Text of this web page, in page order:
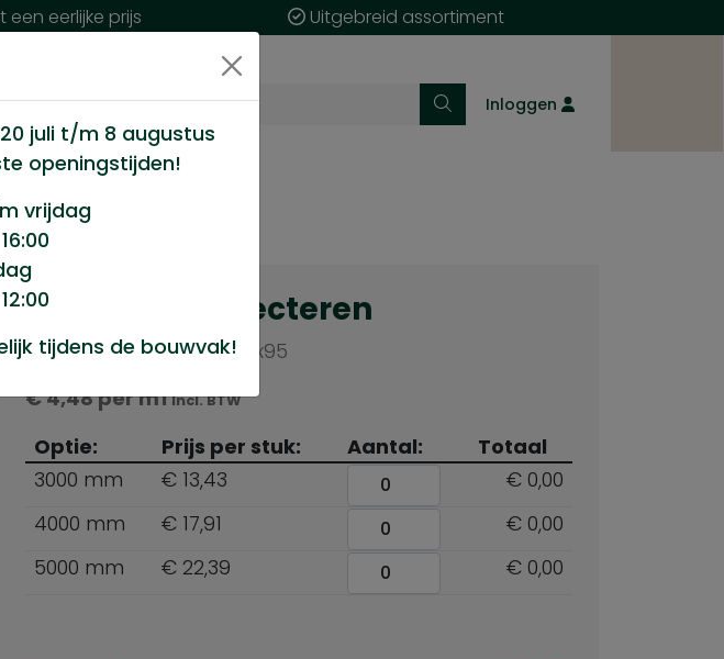
eerlijke prijs Uitgebreid assortiment
Inloggen
Producten selecteren
Douglas geschaafd 45x95
€4,48per m1Incl. BTW
Optie: Prijs per stuk: Aantal:
Totaal
3000 mm
€ 13,43
€ 0,00
4000 mm
€ 17,91
€ 0,00
5000 mm
€ 22,39 € 0,00
juli t/m 8 augustus
openingstijden!
vrijdag
tijdens de bouwvak!